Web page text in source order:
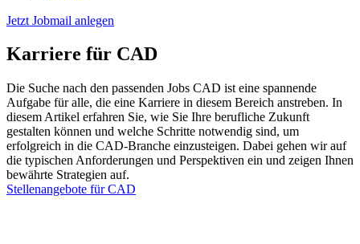
Jetzt Jobmail anlegen
Karriere für CAD
Die Suche nach den passenden Jobs CAD ist eine spannende
Aufgabe für alle, die eine Karriere in diesem Bereich anstreben. In
diesem Artikel erfahren Sie, wie Sie Ihre berufliche Zukunft
gestalten können und welche Schritte notwendig sind, um
erfolgreich in die CAD-Branche einzusteigen. Dabei gehen wir auf
die typischen Anforderungen und Perspektiven ein und zeigen Ihnen
bewährte Strategien auf.
Stellenangebote für CAD